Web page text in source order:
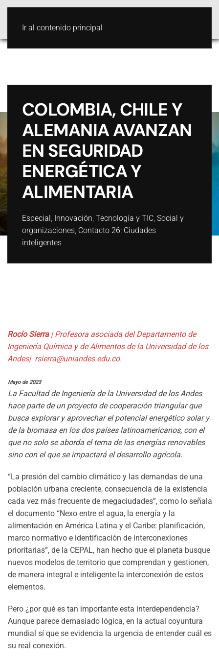
Ir al contenido principal
COLOMBIA, CHILE Y
ALEMANIA AVANZAN
EN SEGURIDAD
ENERGÉTICA Y
ALIMENTARIA
Especial Innovación Tecnología y TIC Social y
organizaciones Contacto 26: Ciudades
inteligentes
Rocío Sierra| Profesora asociada del Departamento de
Ingeniería Química y de Alimentos de la Universidad de los
Andes| rsierra@uniandes.edu.co.
Mayo de 2023
La Facultad de Ingeniería de la Universidad de los Andes
hace parte de un proyecto de cooperación triangular que
busca explorar y aprovechar el potencial energético solar y
de la biomasa en los dos países latinoamericanos, con el
que no solo se aborda el tema de las energías renovables
sino con el que se impactará el desarrollo agrícola.
“La presión del cambio climático y las demandas de una
población urbana creciente, consecuencia de la existencia
cada vez más frecuente de megaciudades”, como lo señala
el documento “Nexo entre el agua, la energía y la
alimentación en América Latina y el Caribe: planificación,
marco normativo e identificación de interconexiones
prioritarias”, de la CEPAL, han hecho que el planeta busque
nuevos modelos de territorio que comprendan y gestionen,
de manera integral e inteligente la interconexión de estos
elementos.
Pero ¿por qué es tan importante esta interdependencia?
Aunque parece demasiado lógica, en la actual coyuntura
mundial sí que se evidencia la urgencia de entender cuál es
su real conexión.